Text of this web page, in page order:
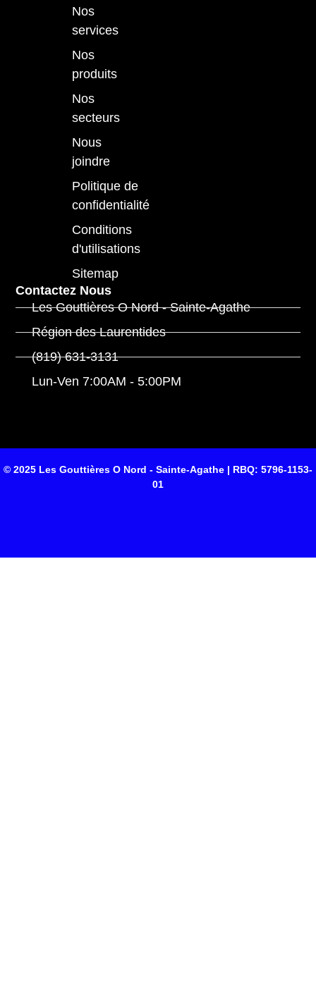
Nos
services
Nos
produits
Nos
secteurs
Nous
joindre
Politique de
confidentialité
Conditions
d'utilisations
Sitemap
Contactez Nous
Les Gouttières O Nord - Sainte-Agathe
Région des Laurentides
(819) 631-3131
Lun-Ven 7:00AM - 5:00PM
© 2025 Les Gouttières O Nord - Sainte-Agathe | RBQ: 5796-1153-
01